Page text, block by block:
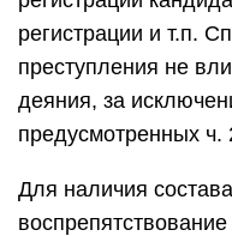
регистрации и т.п.
преступления не
деяния, за
предусмотренных ч.
Для наличия